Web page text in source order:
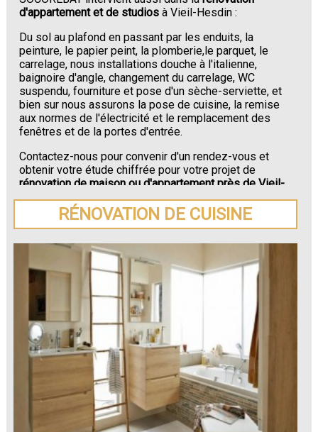
d'appartement et de studios à Vieil-Hesdin :
Du sol au plafond en passant par les enduits, la
peinture, le papier peint, la plomberie,le parquet, le
carrelage, nous installations douche à l'italienne,
baignoire d'angle, changement du carrelage, WC
suspendu, fourniture et pose d'un sèche-serviette, et
bien sur nous assurons la pose de cuisine, la remise
aux normes de l'électricité et le remplacement des
fenêtres et de la portes d'entrée.
Contactez-nous pour convenir d'un rendez-vous et
obtenir votre étude chiffrée pour votre projet de
rénovation de maison ou d'appartement près de Vieil-
Hesdin.
RÉNOVATION DE CUISINE